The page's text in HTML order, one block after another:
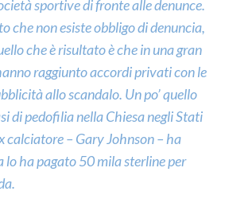
sportive di fronte alle denunce.
che non esiste obbligo di denuncia,
che è risultato è che in una gran
raggiunto accordi privati con le
allo scandalo. Un po’ quello
di pedofilia nella Chiesa negli Stati
calciatore – Gary Johnson – ha
lo ha pagato 50 mila sterline per